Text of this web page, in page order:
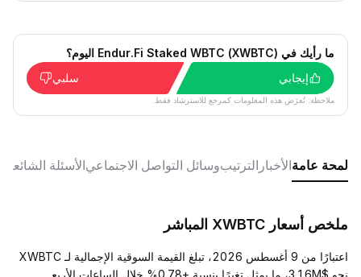
ما رأيك في Endur.Fi Staked WBTC (XWBTC) اليوم؟
إيجابي
سلبي
ملاحظة: تُعرَض هذه المعلومات كمرجع للاسترشاد فقط.
لمحة عامةالأخبار الترتيبوسائل التواصل الاجتماعيالأسئلة الشائعة
ملخص أسعار XWBTC المباشر
اعتبارًا من 9 أغسطس 2026، تبلغ القيمة السوقية الإجمالية لـ XWBTC
نحو $3.16M، ما يمثل تغيرًا بنسبة +0.78% خلال الساعات الأربع